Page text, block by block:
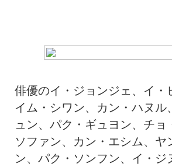
俳優のイ・ジョンジェ、イ・
イム・シワン、カン・ハヌル
ュン、パク・ギュヨン、チョ
ソファン、カン・エシム、ヤ
ン、パク・ソンフン、イ・ジ